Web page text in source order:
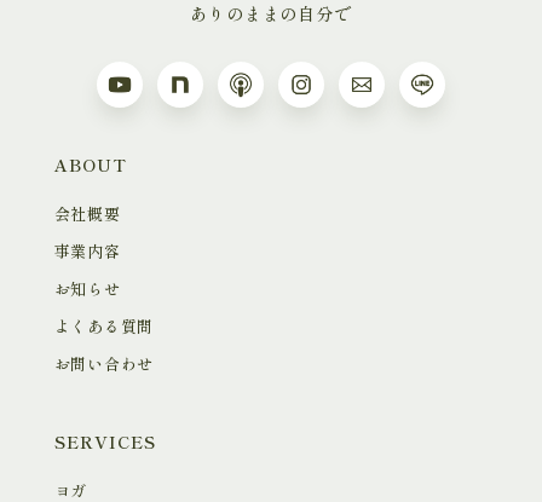
ありのままの自分で
ABOUT
会社概要
事業内容
お知らせ
よくある質問
お問い合わせ
SERVICES
ヨガ